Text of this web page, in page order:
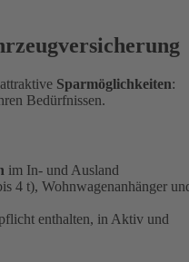
Sparmöglichkeiten:
Bedürfnissen.
im In- und Ausland
4 t), Wohnwagenanhänger
enthalten, in Aktiv und